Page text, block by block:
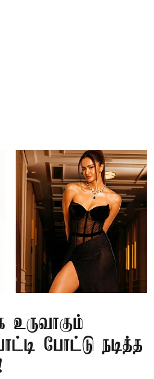
உருவாகும்
போட்டு நடித்த